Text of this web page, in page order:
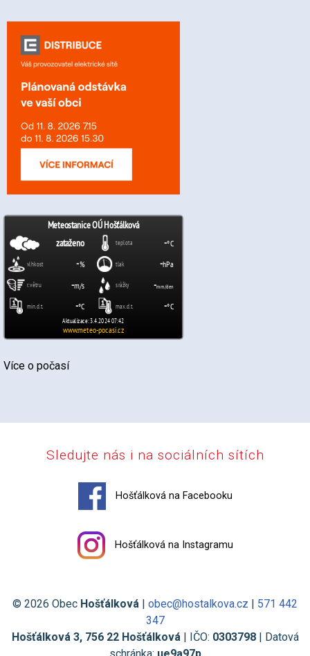
Více o počasí
Sledujte nás i na sociálních sítích
Hošťálková na Facebooku
Hošťálková na Instagramu
© 2026 Obec Hošťálková | obec@hostalkova.cz | 571 442
347
Hošťálková 3, 756 22 Hošťálková| IČO: 0303798| Datová